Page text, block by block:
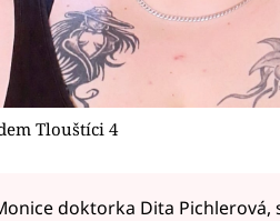
Tlouštíci 4
doktorka Dita